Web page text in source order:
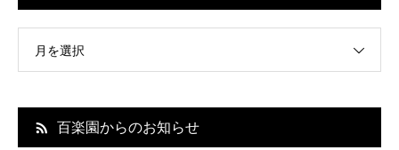
月を選択
百楽園からのお知らせ